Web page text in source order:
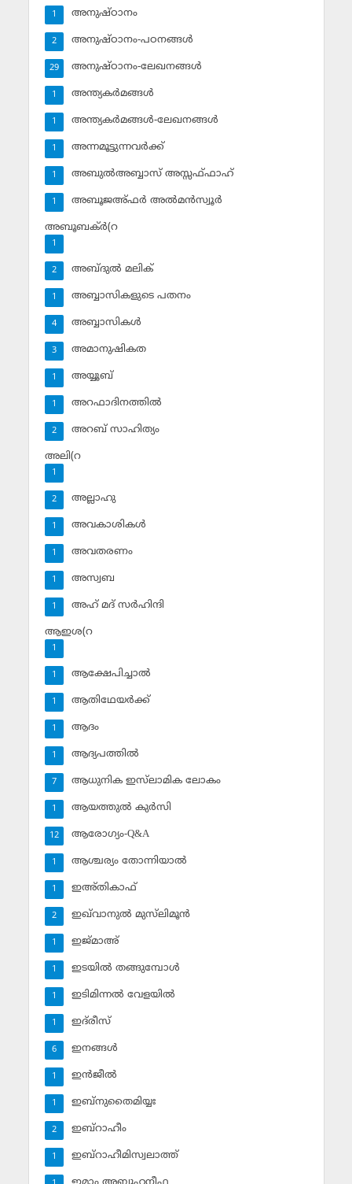
അനുഷ്ഠാനം
1
അനുഷ്ഠാനം-പഠനങ്ങള്‍
2
അനുഷ്ഠാനം-ലേഖനങ്ങള്‍
29
അന്ത്യകര്‍മങ്ങള്‍
1
അന്ത്യകര്‍മങ്ങള്‍-ലേഖനങ്ങള്‍
1
അന്നമൂട്ടുന്നവര്‍ക്ക്
1
അബുല്‍അബ്ബാസ് അസ്സഫ്ഫാഹ്‌
1
അബൂജഅ്ഫര്‍ അല്‍മന്‍സ്വൂര്‍
1
അബൂബക്ര്‍(റ
1
അബ്ദുല്‍ മലിക്‌
2
അബ്ബാസികളുടെ പതനം
1
അബ്ബാസികള്‍
4
അമാനുഷികത
3
അയ്യൂബ്‌
1
അറഫാദിനത്തില്‍
1
അറബ് സാഹിത്യം
2
അലി(റ
1
അല്ലാഹു
2
അവകാശികള്‍
1
അവതരണം
1
അസ്വബ
1
അഹ് മദ് സര്‍ഹിന്ദി
1
ആഇശ(റ
1
ആക്ഷേപിച്ചാല്‍
1
ആതിഥേയര്‍ക്ക്
1
ആദം
1
ആദ്യപത്തില്‍
1
ആധുനിക ഇസ്‌ലാമിക ലോകം
7
ആയത്തുല്‍ കുര്‍സി
1
ആരോഗ്യം-Q&A
12
ആശ്ചര്യം തോന്നിയാല്‍
1
ഇഅ്തികാഫ്‌
1
ഇഖ്‌വാനുല്‍ മുസ്‌ലിമൂന്‍
2
ഇജ്മാഅ്
1
ഇടയില്‍ തങ്ങുമ്പോള്‍
1
ഇടിമിന്നല്‍ വേളയില്‍
1
ഇദ്‌രീസ്‌
1
ഇനങ്ങള്‍
6
ഇന്‍ജീല്‍
1
ഇബ്‌നുതൈമിയ്യഃ
1
ഇബ്‌റാഹീം
2
ഇബ്‌റാഹീമിസ്വലാത്ത്
1